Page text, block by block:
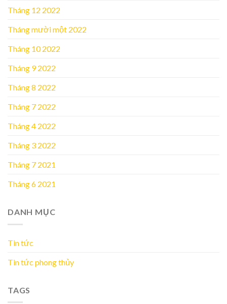
Tháng 12 2022
Tháng mười một 2022
Tháng 10 2022
Tháng 9 2022
Tháng 8 2022
Tháng 7 2022
Tháng 4 2022
Tháng 3 2022
Tháng 7 2021
Tháng 6 2021
DANH MỤC
Tin tức
Tin tức phong thủy
TAGS